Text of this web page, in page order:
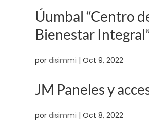
Úumbal “Centro
Bienestar
por disimmi | Oct 9, 2022
JM Paneles y
por disimmi | Oct 8, 2022